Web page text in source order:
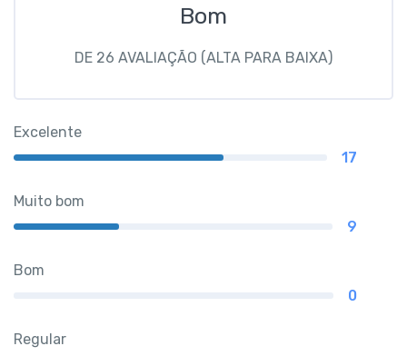
Bom
DE 26 AVALIAÇÃO (ALTA PARA BAIXA)
Excelente
17
Muito bom
9
Bom
0
Regular